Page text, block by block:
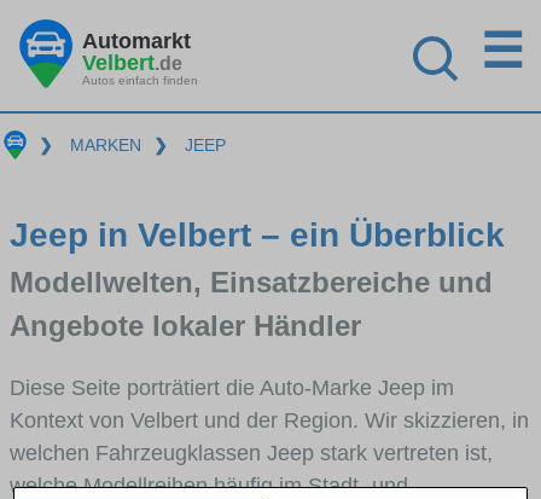
Automarkt
Velbert.de
Autos einfach finden
☰
❯ MARKEN ❯ JEEP
Jeep in Velbert – ein Überblick
Modellwelten, Einsatzbereiche und
Angebote lokaler Händler
Diese Seite porträtiert die Auto-Marke Jeep im
Kontext von Velbert und der Region. Wir skizzieren, in
welchen Fahrzeugklassen Jeep stark vertreten ist,
welche Modellreihen häufig im Stadt- und